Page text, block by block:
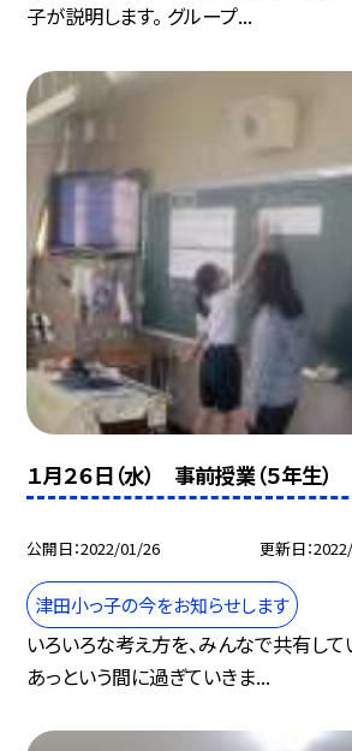
子が説明します。 グループ...
１月２６日（水） 事前授業（５年生）
公開日 2022/01/26 更新日
津田小っ子の今をお知らせします
いろいろな考え方を、みんなで共有し
あっという間に過ぎていきま...